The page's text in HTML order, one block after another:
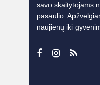
savo skaitytojams
pasaulio.
naujienų iki